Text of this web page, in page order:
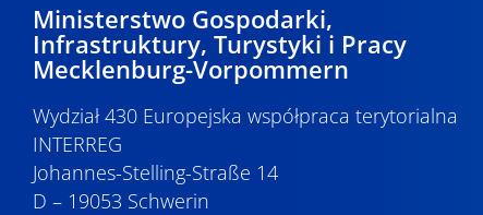
Ministerstwo Gospodarki,
Infrastruktury, Turystyki i Pracy
Mecklenburg-Vorpommern
Wydział 430 Europejska współpraca terytorialna
INTERREG
Johannes-Stelling-Straße 14
D – 19053 Schwerin